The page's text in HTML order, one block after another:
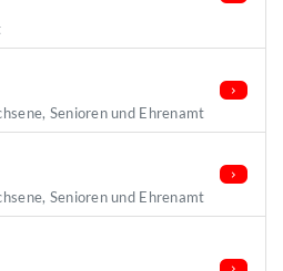
Senioren und Ehrenamt
Senioren und Ehrenamt